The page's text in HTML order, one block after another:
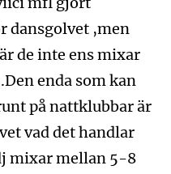
dansgolvet ,men
de inte ens mixar
enda som kan
på nattklubbar är
vad det handlar
mixar mellan 5-8